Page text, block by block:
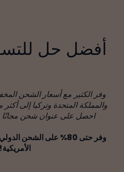
أفضل حل
وفر الكثير مع أسعار الشحن
احصل على عنوان شحن مجانًا
وفر حتى 80% على الشحن
الأمريكية!